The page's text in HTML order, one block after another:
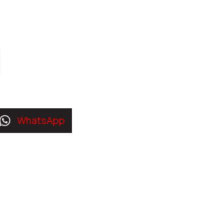
WhatsApp